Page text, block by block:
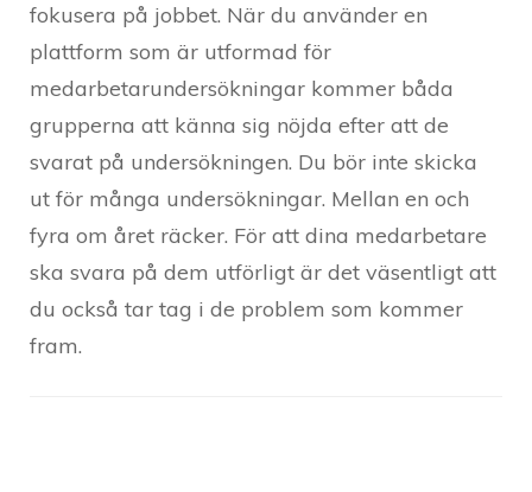
fokusera på jobbet. När du använder en
plattform som är utformad för
medarbetarundersökningar kommer båda
grupperna att känna sig nöjda efter att de
svarat på undersökningen. Du bör inte skicka
ut för många undersökningar. Mellan en och
fyra om året räcker. För att dina medarbetare
ska svara på dem utförligt är det väsentligt att
du också tar tag i de problem som kommer
fram.